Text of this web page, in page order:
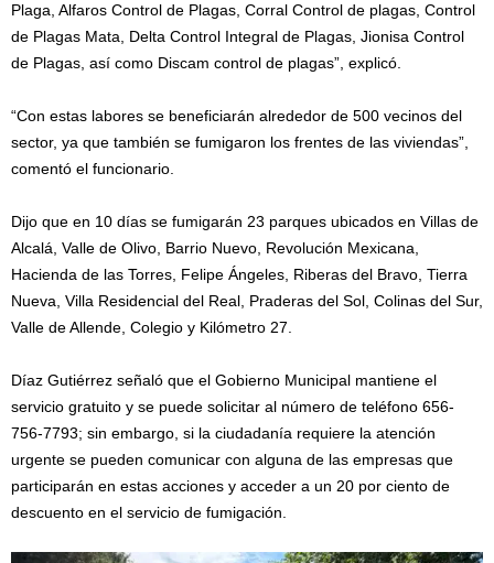
Plaga, Alfaros Control de Plagas, Corral Control de plagas, Control
de Plagas Mata, Delta Control Integral de Plagas, Jionisa Control
de Plagas, así como Discam control de plagas”, explicó.
“Con estas labores se beneficiarán alrededor de 500 vecinos del
sector, ya que también se fumigaron los frentes de las viviendas”,
comentó el funcionario.
Dijo que en 10 días se fumigarán 23 parques ubicados en Villas de
Alcalá, Valle de Olivo, Barrio Nuevo, Revolución Mexicana,
Hacienda de las Torres, Felipe Ángeles, Riberas del Bravo, Tierra
Nueva, Villa Residencial del Real, Praderas del Sol, Colinas del Sur,
Valle de Allende, Colegio y Kilómetro 27.
Díaz Gutiérrez señaló que el Gobierno Municipal mantiene el
servicio gratuito y se puede solicitar al número de teléfono 656-
756-7793; sin embargo, si la ciudadanía requiere la atención
urgente se pueden comunicar con alguna de las empresas que
participarán en estas acciones y acceder a un 20 por ciento de
descuento en el servicio de fumigación.